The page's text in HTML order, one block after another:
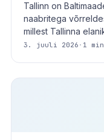
Tallinn on
naabritega
millest Tallinna
3. juuli 2026 · 1